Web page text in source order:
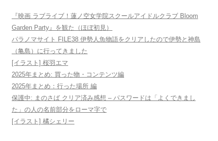
『映画 ラブライブ！蓮ノ空女学院スクールアイドルクラブ Bloom
Garden Party』を観た（ほぼ初見）
パラノマサイト FILE38 伊勢人魚物語をクリアしたので伊勢と神島
（亀島）に行ってきました
[イラスト] 桜羽エマ
2025年まとめ: 買った物・コンテンツ編
2025年まとめ：行った場所 編
保護中: まのさば クリア済み感想 – パスワードは「よくできまし
た」の人の名前部分をローマ字で
[イラスト] 橘シェリー